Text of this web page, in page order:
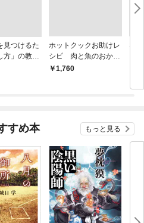
見つけるた
方」の教
ｙ（オラ
ホットクックお助けレ
シピ 肉と魚のおか
ず 少ない材料＆調味
￥1,760
な
すめ本 もっと見る